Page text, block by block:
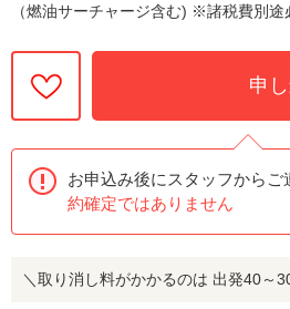
（燃油サーチャージ含む) ※諸税費別途
申
お申込み後にスタッフからご
約確定ではありません
＼取り消し料がかかるのは 出発40～